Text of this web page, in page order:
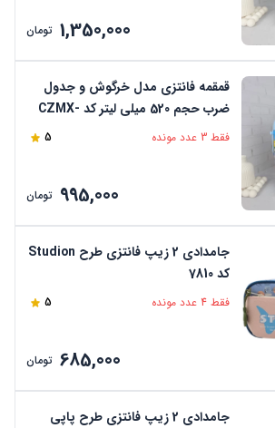
1,350,000 تومان
قمقمه فانتزی مدل خرگوش و جدول
ضرب حجم 520 میلی لیتر کد CZMX-
10080
فقط 3 عدد مونده 5
995,000 تومان
جامدادی 2 زیپ فانتزی طرح Studion
کد 7810
فقط 4 عدد مونده 5
685,000 تومان
جامدادی 2 زیپ فانتزی طرح پاپی